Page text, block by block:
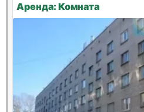
Аренда: Комната